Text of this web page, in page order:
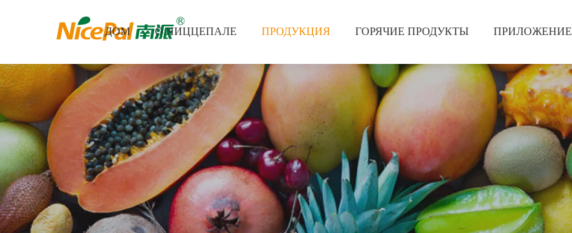
ДОМ О НИЦЦЕПАЛЕ ПРОДУКЦИЯ ГОРЯЧИЕ ПРОДУКТЫ ПРИЛОЖЕНИЕ